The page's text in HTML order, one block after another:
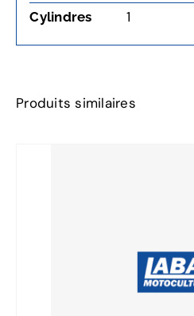
Cylindres 1
Produits similaires